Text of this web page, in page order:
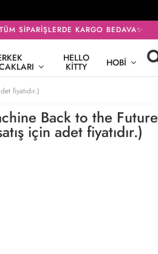
SİPARİŞLERDE KARGO BEDAVA✨
HELLO
KITTY HOBI
fiyatıdır.)
Back to the Future
için adet fiyatıdır.)